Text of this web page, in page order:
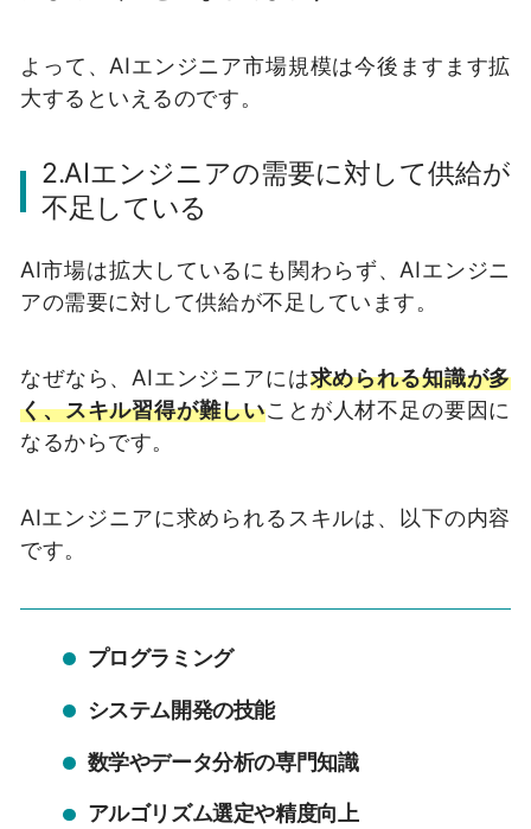
よって、AIエンジニア市場規模は今後ますます拡
大するといえるのです。
2.AIエンジニアの需要に対して供給が
不足している
AI市場は拡大しているにも関わらず、AIエンジニ
アの需要に対して供給が不足しています。
なぜなら、AIエンジニアには求められる知識が多
く、スキル習得が難しいことが人材不足の要因に
なるからです。
AIエンジニアに求められるスキルは、以下の内容
です。
プログラミング
システム開発の技能
数学やデータ分析の専門知識
アルゴリズム選定や精度向上